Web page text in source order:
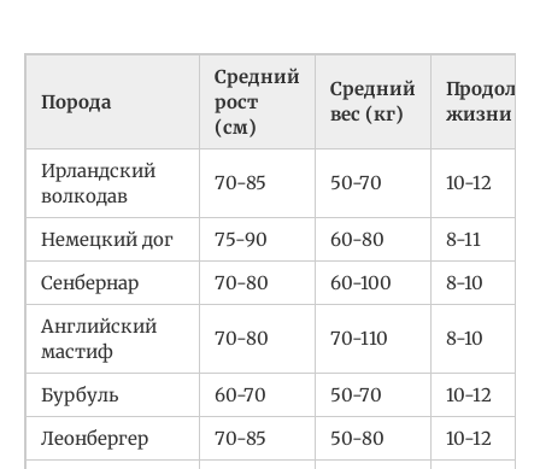
Порода
Средний
рост
(см)
Средний
вес (кг)
жизни
Ирландский
волкодав
70-85 50-70 10-12
Немецкий дог 75-90 60-80
8-11
Сенбернар
70-80 60-100
8-10
Английский
мастиф
70-80 70-110 8-10
Бурбуль 60-70 50-70
10-12
Леонбергер
70-85 50-80
10-12